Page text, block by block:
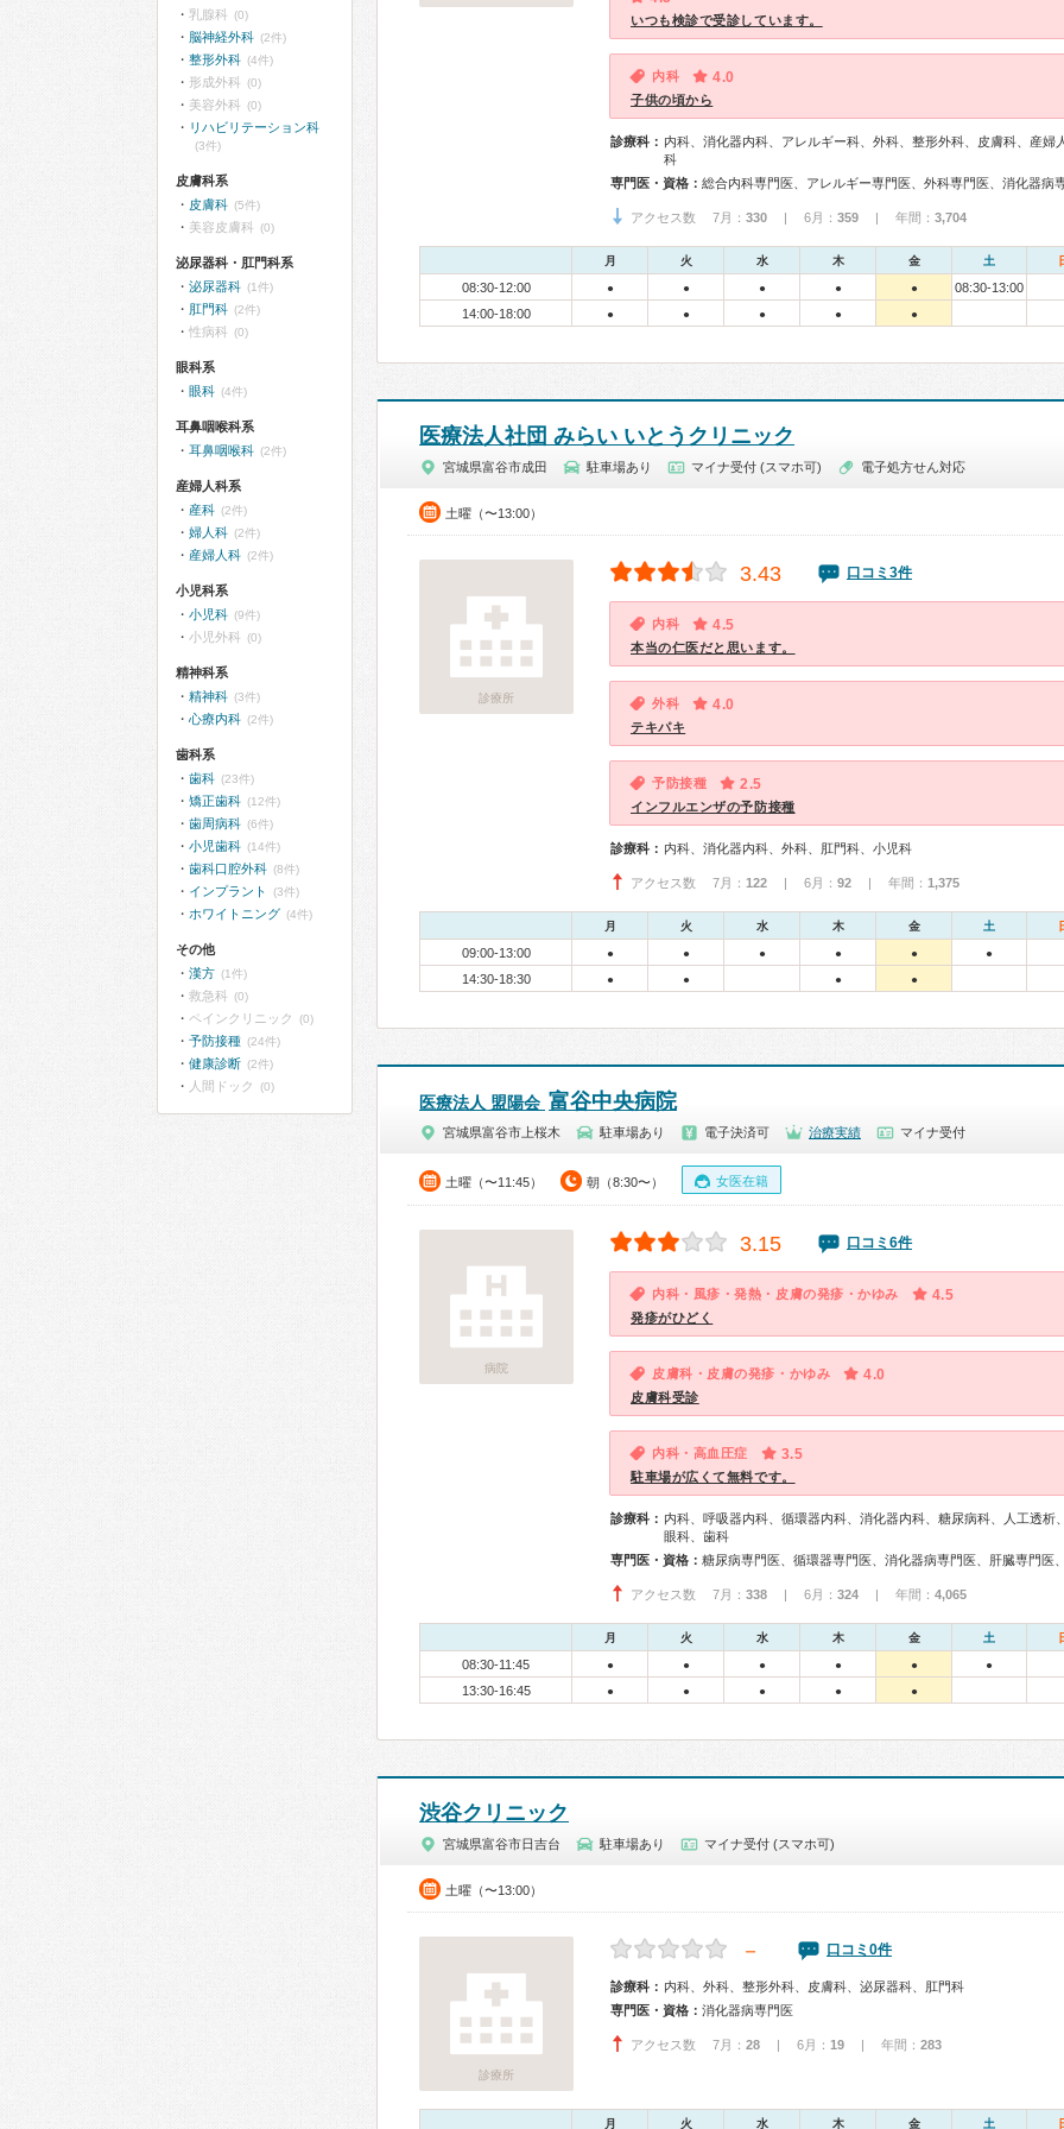
いつも検診で受診しています。
内科 4.0
子供の頃から
診療科： 内科、消化器内科、アレルギー科、外科、整形外科、皮膚科、産婦
科
専門医・資格：
アクセス数 7月： 330 | 6月： 359 | 年間： 3,704
月 火 水 木 金 土
08:30-12:00 ● ● ● ● ●
08:30-13:00
14:00-18:00
● ● ● ● ●
医療法人社団 みらい いとうクリニック
宮城県富谷市成田 駐車場あり マイナ受付 (スマホ可) 電子処方せん対応
土曜（〜13:00）
診療所
3.43 口コミ3件
内科 4.5
本当の仁医だと思います。
外科 4.0
テキパキ
予防接種 2.5
インフルエンザの予防接種
診療科： 内科、消化器内科、外科、肛門科、小児科
アクセス数 7月： 122 | 6月： 92 | 年間： 1,375
月 火 水 木 金 土
09:00-13:00 ● ● ● ● ● ●
14:30-18:30 ● ● ● ●
医療法人 盟陽会 富谷中央病院
宮城県富谷市上桜木 駐車場あり 電子決済可 治療実績 マイナ受付
土曜（〜11:45） 朝（8:30〜） 女医在籍
病院
3.15 口コミ6件
内科・風疹・発熱・皮膚の発疹・かゆみ 4.5
発疹がひどく
皮膚科・皮膚の発疹・かゆみ 4.0
皮膚科受診
内科・高血圧症 3.5
駐車場が広くて無料です。
診療科： 内科、呼吸器内科、循環器内科、消化器内科、糖尿病科、人工透析
眼科、歯科
専門医・資格：
アクセス数 7月： 338 | 6月： 324 | 年間： 4,065
月 火 水 木 金 土
08:30-11:45 ● ● ● ● ● ●
13:30-16:45 ● ● ● ● ●
渋谷クリニック
宮城県富谷市日吉台 駐車場あり マイナ受付 (スマホ可)
土曜（〜13:00）
診療所
－ 口コミ0件
診療科： 内科、外科、整形外科、皮膚科、泌尿器科、肛門科
専門医・資格： 消化器病専門医
アクセス数 7月： 28 | 6月： 19 | 年間： 283
月 火 水 木 金 土
乳腺科 (0)
脳神経外科 (2件)
整形外科 (4件)
形成外科 (0)
美容外科 (0)
リハビリテーション科
(3件)
皮膚科系
皮膚科 (5件)
美容皮膚科 (0)
泌尿器科・肛門科系
泌尿器科 (1件)
肛門科 (2件)
性病科 (0)
眼科系
眼科 (4件)
耳鼻咽喉科系
耳鼻咽喉科 (2件)
産婦人科系
産科 (2件)
婦人科 (2件)
産婦人科 (2件)
小児科系
小児科 (9件)
小児外科 (0)
精神科系
精神科 (3件)
心療内科 (2件)
歯科系
歯科 (23件)
矯正歯科 (12件)
歯周病科 (6件)
小児歯科 (14件)
歯科口腔外科 (8件)
インプラント (3件)
ホワイトニング (4件)
その他
漢方 (1件)
救急科 (0)
ペインクリニック (0)
予防接種 (24件)
健康診断 (2件)
人間ドック (0)